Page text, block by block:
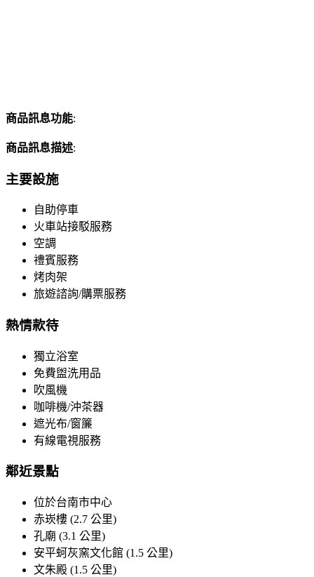
商品訊息功能:
商品訊息描述:
主要設施
自助停車
火車站接駁服務
空調
禮賓服務
烤肉架
旅遊諮詢/購票服務
熱情款待
獨立浴室
免費盥洗用品
吹風機
咖啡機/沖茶器
遮光布/窗簾
有線電視服務
鄰近景點
位於台南市中心
赤崁樓 (2.7 公里)
孔廟 (3.1 公里)
安平蚵灰窯文化館 (1.5 公里)
文朱殿 (1.5 公里)